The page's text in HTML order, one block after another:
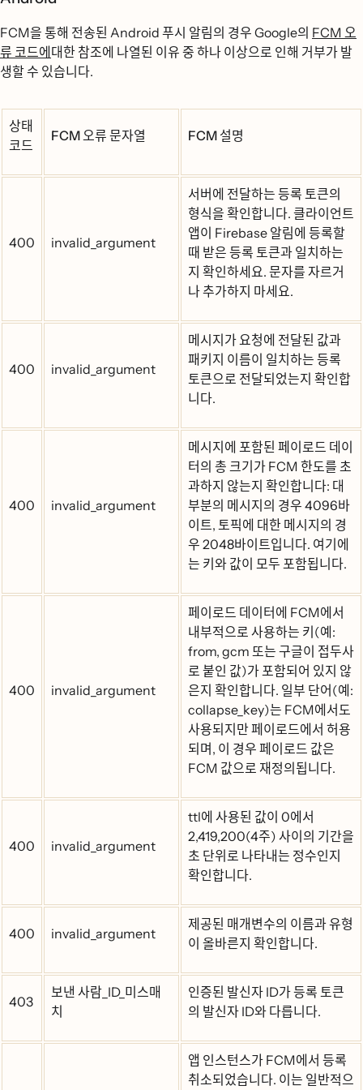
FCM을 통해 전송된 Android 푸시 알림의 경우 Google의 FCM 오
류 코드에 대한 참조에 나열된 이유 중 하나 이상으로 인해 거부가 발
생할 수 있습니다.
상태
코드
FCM 오류 문자열 FCM 설명
400 invalid_argument
서버에 전달하는 등록 토큰의
형식을 확인합니다. 클라이언트
앱이 Firebase 알림에 등록할
때 받은 등록 토큰과 일치하는
지 확인하세요. 문자를 자르거
나 추가하지 마세요.
400 invalid_argument
메시지가 요청에 전달된 값과
패키지 이름이 일치하는 등록
토큰으로 전달되었는지 확인합
니다.
400 invalid_argument
메시지에 포함된 페이로드 데이
터의 총 크기가 FCM 한도를 초
과하지 않는지 확인합니다: 대
부분의 메시지의 경우 4096바
이트, 토픽에 대한 메시지의 경
우 2048바이트입니다. 여기에
는 키와 값이 모두 포함됩니다.
400 invalid_argument
페이로드 데이터에 FCM에서
내부적으로 사용하는 키(예:
from, gcm 또는 구글이 접두사
로 붙인 값)가 포함되어 있지 않
은지 확인합니다. 일부 단어(예:
collapse_key)는 FCM에서도
사용되지만 페이로드에서 허용
되며, 이 경우 페이로드 값은
FCM 값으로 재정의됩니다.
400 invalid_argument
ttl에 사용된 값이 0에서
2,419,200(4주) 사이의 기간을
초 단위로 나타내는 정수인지
확인합니다.
400 invalid_argument
제공된 매개변수의 이름과 유형
이 올바른지 확인합니다.
403
보낸 사람_ID_미스매
치
인증된 발신자 ID가 등록 토큰
의 발신자 ID와 다릅니다.
앱 인스턴스가 FCM에서 등록
취소되었습니다. 이는 일반적으